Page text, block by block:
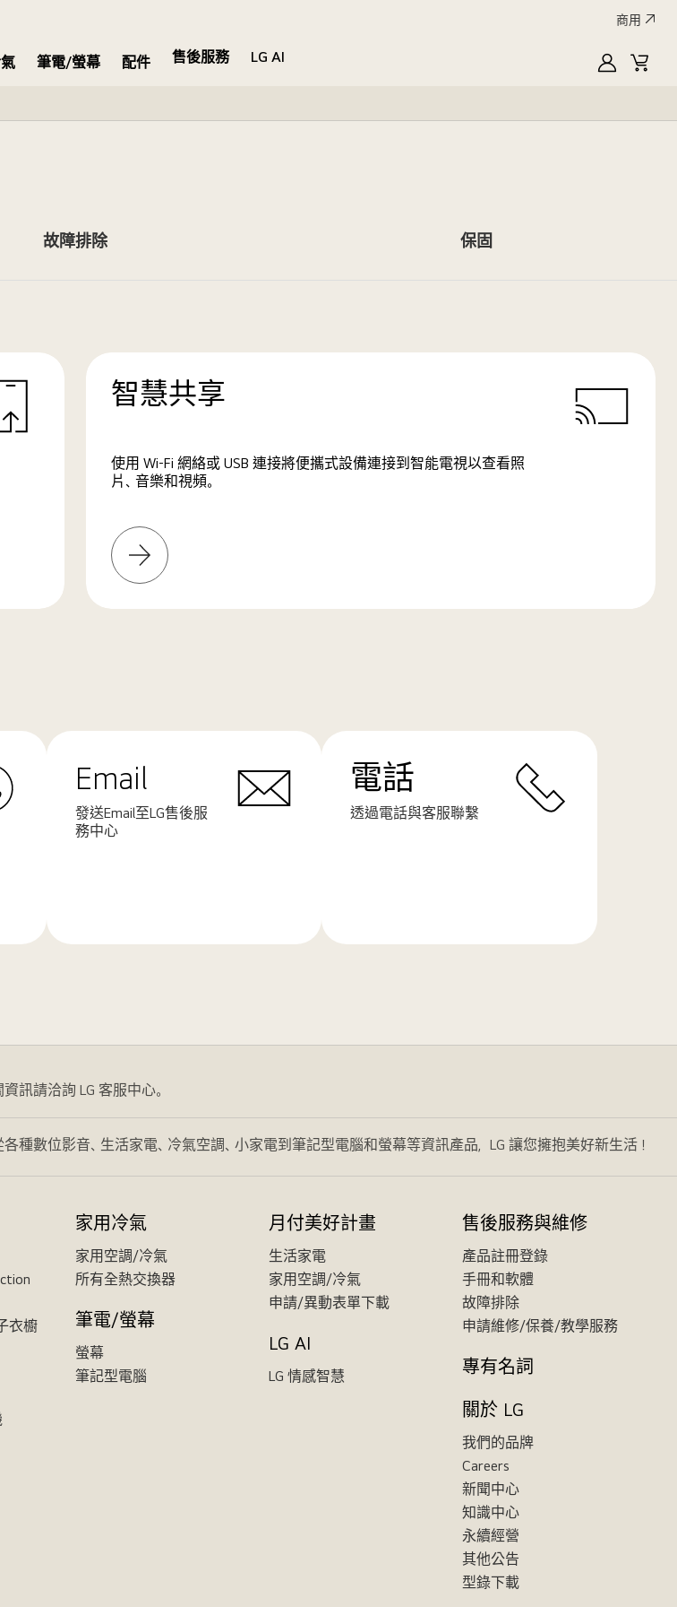
商用
筆電/螢幕 配件 售後服務
LG AI
MyLG購
故障排除 保固
智慧共享
使用 Wi-Fi 網絡或 USB 連接將便攜式設備連接到智能電視以查看照
片、音樂和視頻。
解
更
Email
發送Email至LG售後服
務中心
電話
透過電話與客服聯繫
訊請洽詢 LG 客服中心。
數位影音、生活家電、冷氣空調、小家電到筆記型電腦和螢幕等資訊產品，LG 讓您擁抱美好新生活！
衣櫥
家用冷氣
家用空調/冷氣
所有全熱交換器
筆電/螢幕
螢幕
筆記型電腦
月付美好計畫
生活家電
家用空調/冷氣
申請/異動表單下載
LG AI
LG 情感智慧
售後服務與維修
產品註冊登錄
手冊和軟體
故障排除
申請維修/保養/教學服務
專有名詞
關於 LG
我們的品牌
Careers
新聞中心
知識中心
永續經營
其他公告
型錄下載